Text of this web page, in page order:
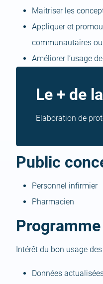
Maitriser les
Appliquer et
communautaires
Améliorer l’usage
Le + de
Elaboration de
Public
Personnel infirmier
Pharmacien
Programme
Intérêt du bon usage
Données